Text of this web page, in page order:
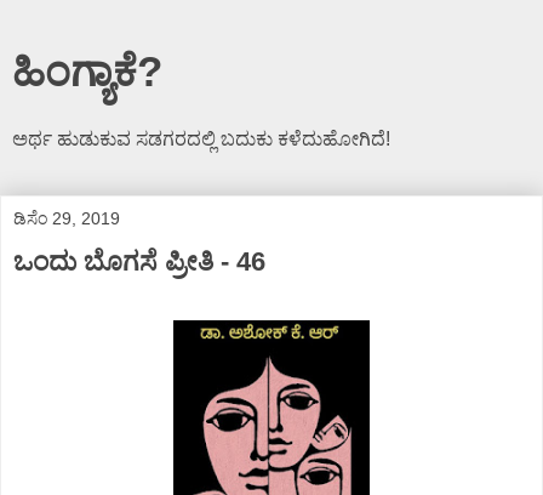
ಹಿಂಗ್ಯಾಕೆ?
ಅರ್ಥ ಹುಡುಕುವ ಸಡಗರದಲ್ಲಿ ಬದುಕು ಕಳೆದುಹೋಗಿದೆ!
ಡಿಸೆಂ 29, 2019
ಒಂದು ಬೊಗಸೆ ಪ್ರೀತಿ - 46